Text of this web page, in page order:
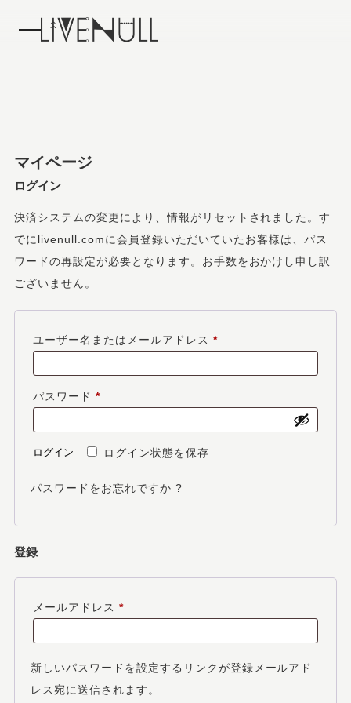
マイページ
ログイン
決済システムの変更により、情報がリセットされました。す
でにlivenull.comに会員登録いただいていたお客様は、パス
ワードの再設定が必要となります。お手数をおかけし申し訳
ございません。
ユーザー名またはメールアドレス *必
パスワード *必
ログイン状態を保存
ログイン
パスワードをお忘れですか ?
登録
メールアドレス *必
新しいパスワードを設定するリンクが登録メールアド
レス宛に送信されます。